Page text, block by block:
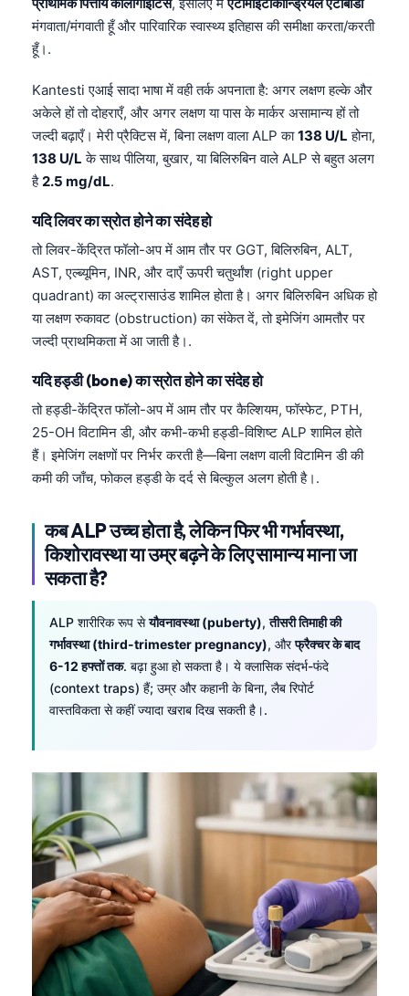
मंगवाता/मंगवाती हूँ और पारिवारिक स्वास्थ्य इतिहास की समीक्षा करता/करती
हूँ।.
Kantesti एआई सादा भाषा में वही तर्क अपनाता है: अगर लक्षण हल्के और
अकेले हों तो दोहराएँ, और अगर लक्षण या पास के मार्कर असामान्य हों तो
जल्दी बढ़ाएँ। मेरी प्रैक्टिस में, बिना लक्षण वाला ALP का138 U/L होना,
138 U/L के साथ पीलिया, बुखार, या बिलिरुबिन वाले ALP से बहुत अलग
है2.5 mg/dL.
यदि लिवर का स्रोत होने का संदेह हो
तो लिवर-केंद्रित फॉलो-अप में आम तौर पर GGT, बिलिरुबिन, ALT,
AST, एल्ब्यूमिन, INR, और दाएँ ऊपरी चतुर्थांश (right upper
quadrant) का अल्ट्रासाउंड शामिल होता है। अगर बिलिरुबिन अधिक हो
या लक्षण रुकावट (obstruction) का संकेत दें, तो इमेजिंग आमतौर पर
जल्दी प्राथमिकता में आ जाती है।.
यदि हड्डी (bone) का स्रोत होने का संदेह हो
तो हड्डी-केंद्रित फॉलो-अप में आम तौर पर कैल्शियम, फॉस्फेट, PTH,
25-OH विटामिन डी, और कभी-कभी हड्डी-विशिष्ट ALP शामिल होते
हैं। इमेजिंग लक्षणों पर निर्भर करती है—बिना लक्षण वाली विटामिन डी की
कमी की जाँच, फोकल हड्डी के दर्द से बिल्कुल अलग होती है।.
कब ALP उच्च होता है, लेकिन फिर भी गर्भावस्था,
किशोरावस्था या उम्र बढ़ने के लिए सामान्य माना जा
सकता है?
ALP शारीरिक रूप सेयौवनावस्था (puberty),तीसरी तिमाही की
गर्भावस्था (third-trimester pregnancy), औरफ्रैक्चर के बाद
6-12 हफ्तों तक. बढ़ा हुआ हो सकता है। ये क्लासिक संदर्भ-फंदे
(context traps) हैं; उम्र और कहानी के बिना, लैब रिपोर्ट
वास्तविकता से कहीं ज्यादा खराब दिख सकती है।.
ئۇيغۇرچە
Кыргызча
Татар теле
Беларуская мова
Esperanto
Frysk
Ślōnskŏ gŏdka
Norsk bokmål